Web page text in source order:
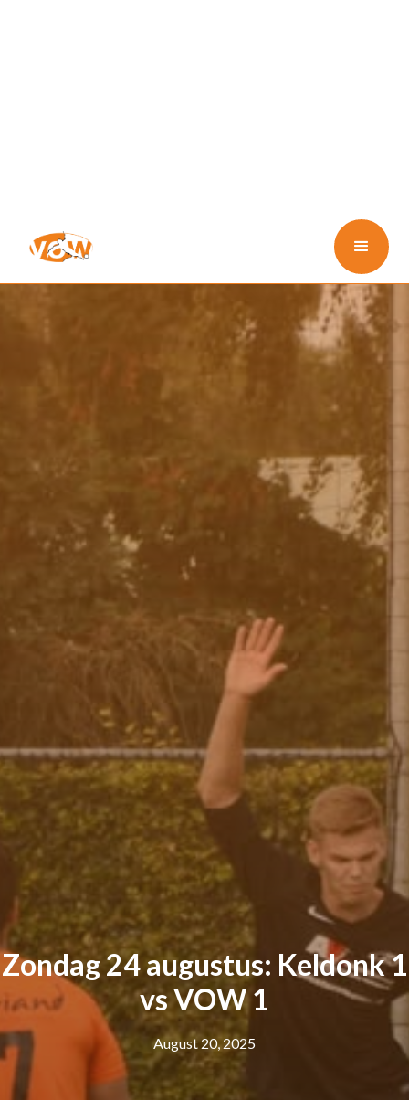
Zondag 24 augustus: Keldonk 1
vs VOW 1
August 20, 2025